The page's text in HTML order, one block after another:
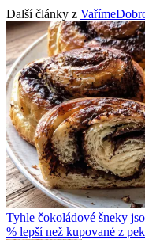
Další články z
Tyhle čokoládové šneky
% lepší než kupované z